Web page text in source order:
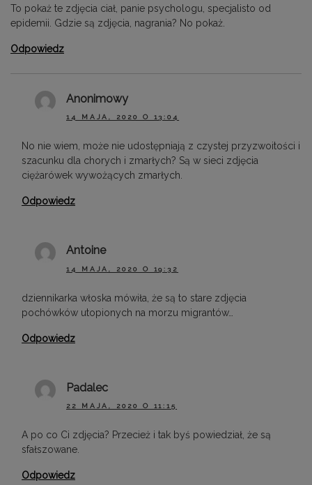
To pokaż te zdjęcia ciał, panie psychologu, specjalisto od
epidemii. Gdzie są zdjęcia, nagrania? No pokaż.
Odpowiedz
Anonimowy
14 MAJA, 2020 O 13:04
No nie wiem, może nie udostępniają z czystej przyzwoitości i
szacunku dla chorych i zmarłych? Są w sieci zdjęcia
ciężarówek wywożących zmarłych.
Odpowiedz
Antoine
14 MAJA, 2020 O 19:32
dziennikarka włoska mówiła, że są to stare zdjęcia
pochówków utopionych na morzu migrantów…
Odpowiedz
Padalec
22 MAJA, 2020 O 11:15
A po co Ci zdjęcia? Przecież i tak byś powiedział, że są
sfałszowane.
Odpowiedz